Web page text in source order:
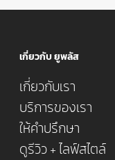
เกี่ยวกับ ยูพลัส
เกี่ยวกับเรา
บริการของเรา
ให้คำปรึกษา
ดูรีวิว + ไลฟ์สไตล์